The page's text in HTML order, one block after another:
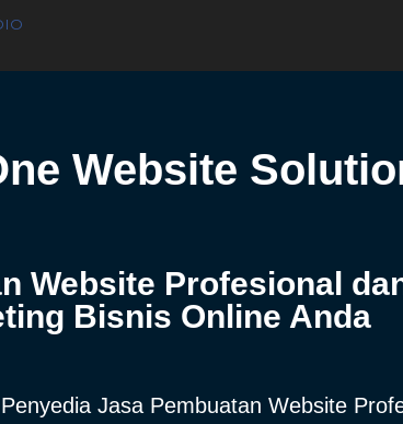
Website
Website Profesional
Bisnis Online Anda
Jasa Pembuatan Website